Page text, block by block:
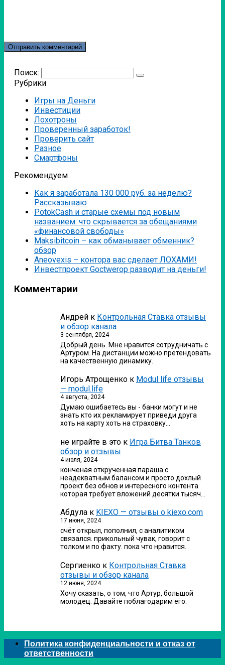
Поиск:
Рубрики
Игры на Деньги
Инвестиции
Лохотроны
Проверенный заработок!
Проверить сайт
Разное
Смартфоны
Рекомендуем
Как я заработала 130 000 руб. за неделю?
Рассказываю
PotokCash и старые схемы под новым
названием: что скрывается за обещаниями
«финансовой свободы»
Мaksibitcoin – как обманывает обменник?
обзор
Аneovexis – контора вас сделает ЛОХАМИ!
Инвестпроект Goctwerop разводит на деньги!
Комментарии
Андрей к Контрольная Ставка отзывы
и обзор канала
3 сентября, 2024
Добрый день. Мне нравится сотрудничать с
Артуром. На дистанции можно претендовать
на качественную динамику.
Игорь Атрощенко к Modul life отзывы
— modul.life
4 августа, 2024
Думаю ошибаетесь вы - банки могут и не
знать кто их рекламирует приведи друга
хоть на карту хоть на страховку…
не играйте в это к Игра Битва Танков
обзор и отзывы
4 июля, 2024
конченая открученная параша с
неадекватным балансом и просто дохлый
проект без обнов и интересного контента
которая требует вложений десятки тысяч…
Абдула к KIEXO — отзывы о kiexo.com
17 июня, 2024
счёт открыл, пополнил, с аналитиком
связался. прикольный чувак, говорит с
толком и по факту. пока что нравится.
Сергиенко к Контрольная Ставка
отзывы и обзор канала
12 июня, 2024
Хочу сказать, о том, что Артур, большой
молодец. Давайте поблагодарим его.
Политика конфиденциальности и отказ от
ответственности